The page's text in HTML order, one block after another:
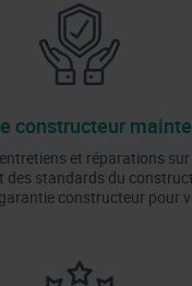
constructeur
et réparations
des standards du
constructeur pour